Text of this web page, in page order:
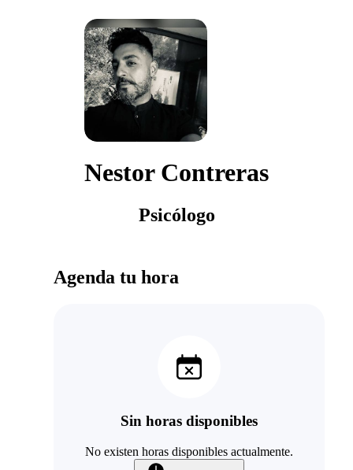
Nestor Contreras
Psicólogo
Agenda tu hora
Sin horas disponibles
No existen horas disponibles actualmente.